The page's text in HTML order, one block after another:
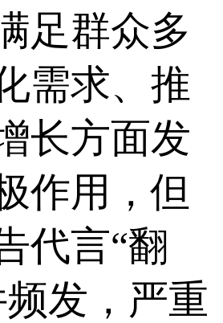
足群众多
需求、推
长方面发
作用，但
代言“翻
发，严重